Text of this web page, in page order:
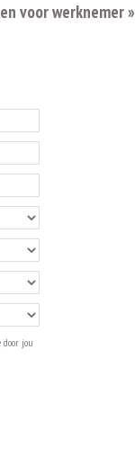
voor werknemer »
jou